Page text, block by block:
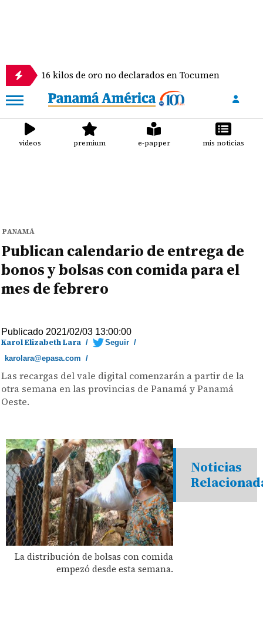
16 kilos de oro no declarados en Tocumen
videos premium e-papper mis noticias
PANAMÁ
Publican calendario de entrega de
bonos y bolsas con comida para el
mes de febrero
Publicado 2021/02/03 13:00:00
Karol Elizabeth Lara / Seguir /
karolara@epasa.com /
Las recargas del vale digital comenzarán a partir de la
otra semana en las provincias de Panamá y Panamá
Oeste.
La distribución de bolsas con comida
empezó desde esta semana.
Noticias